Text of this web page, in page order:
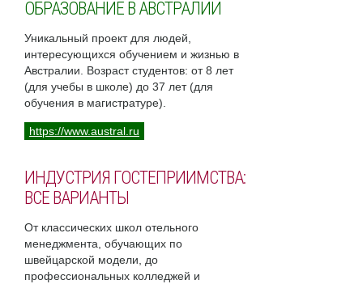
ОБРАЗОВАНИЕ В АВСТРАЛИИ
Уникальный проект для людей,
интересующихся обучением и жизнью в
Австралии. Возраст студентов: от 8 лет
(для учебы в школе) до 37 лет (для
обучения в магистратуре).
https://www.austral.ru
ИНДУСТРИЯ ГОСТЕПРИИМСТВА:
ВСЕ ВАРИАНТЫ
От классических школ отельного
менеджмента, обучающих по
швейцарской модели, до
профессиональных колледжей и